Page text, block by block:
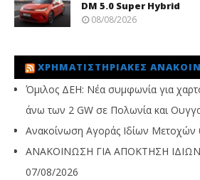
DM 5.0 Super Hybrid
08/08/2026
ΧΡΗΜΑΤΙΣΤΗΡΙΑΚΈΣ
Όμιλος ΔΕΗ: Νέα συμφωνία για
άνω των 2 GW σε Πολωνία και
Ανακοίνωση Αγοράς Ιδίων Μετοχών
ΑΝΑΚΟΙΝΩΣΗ ΓΙΑ ΑΠΟΚΤΗΣΗ
07/08/2026